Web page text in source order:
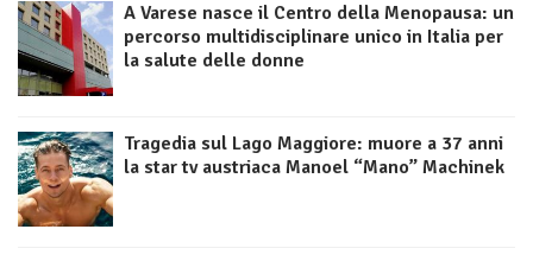
A Varese nasce il Centro della Menopausa: un
percorso multidisciplinare unico in Italia per
la salute delle donne
Tragedia sul Lago Maggiore: muore a 37 anni
la star tv austriaca Manoel “Mano” Machinek